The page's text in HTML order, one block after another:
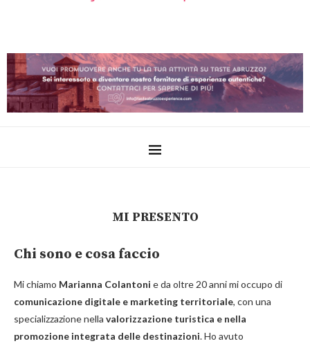
MI PRESENTO
Chi sono e cosa faccio
Mi chiamo Marianna Colantoni e da oltre 20 anni mi occupo di
comunicazione digitale e marketing territoriale, con una
specializzazione nella valorizzazione turistica e nella
promozione integrata delle destinazioni. Ho avuto